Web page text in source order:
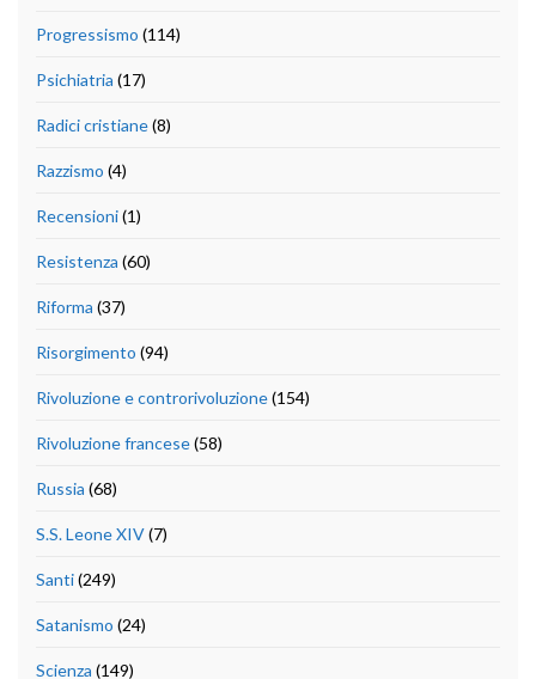
Progressismo (114)
Psichiatria (17)
Radici cristiane(8)
Razzismo (4)
Recensioni(1)
Resistenza (60)
Riforma (37)
Risorgimento (94)
Rivoluzione e controrivoluzione(154)
Rivoluzione francese(58)
Russia (68)
S.S. Leone XIV(7)
Santi(249)
Satanismo (24)
Scienza (149)